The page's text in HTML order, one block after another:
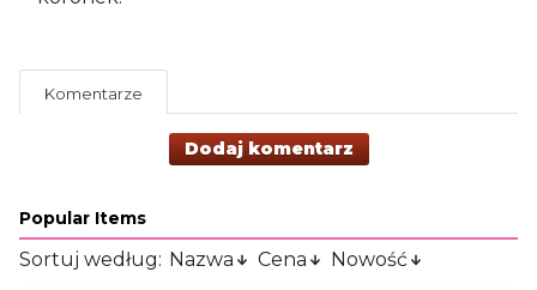
Komentarze
Dodaj komentarz
Popular Items
Sortuj według: Nazwa Cena Nowość